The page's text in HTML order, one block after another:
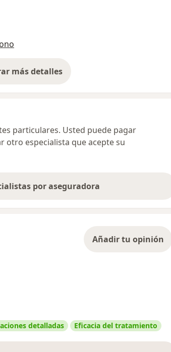
más detalles
sobre la dirección
particulares. Usted puede pagar
otro especialista que acepte su
por aseguradora
Añadir tu opinión
detalladas Eficacia del tratamiento